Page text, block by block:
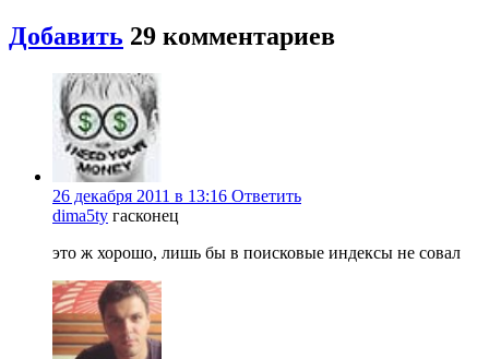
Добавить 29 комментариев
26 декабря 2011 в 13:16 Ответить
dima5ty гасконец
это ж хорошо, лишь бы в поисковые индексы не совал